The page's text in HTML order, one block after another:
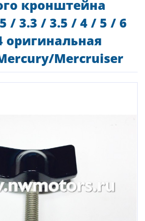
кронштейна
/ 3.3 / 3.5 / 4 / 5 / 6
оригинальная
Mercruiser